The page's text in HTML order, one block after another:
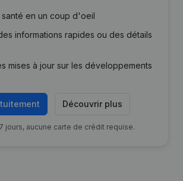
santé en un coup d'oeil
informations rapides ou des détails
mises à jour sur les développements
Découvrir plus
jours, aucune carte de crédit requise.